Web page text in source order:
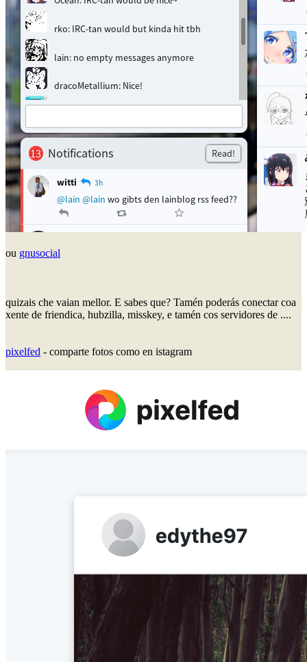
ou gnusocial
quizais che vaian mellor. E sabes que? Tamén poderás conectar coa
xente de friendica, hubzilla, misskey, e tamén cos servidores de ....
pixelfed - comparte fotos como en istagram